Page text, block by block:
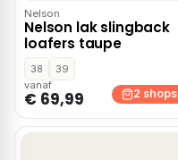
Nelson
Nelson lak slingback
loafers taupe
38
39
vanaf
€ 69,99 2 shops